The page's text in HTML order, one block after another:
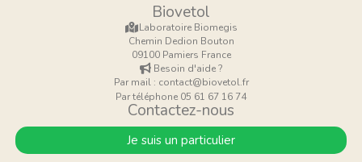
Biovetol
Laboratoire Biomegis
Chemin Dedion Bouton
09100 Pamiers France
Besoin d'aide ?
Par mail : contact@biovetol.fr
Par téléphone 05 61 67 16 74
Contactez-nous
Je suis un particulier